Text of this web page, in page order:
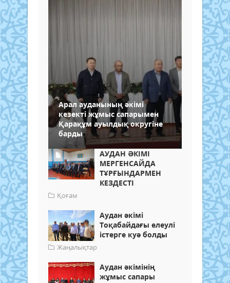
Арал ауданының әкімі
кезекті жұмыс сапарымен
Қарақұм ауылдық округіне
барды
АУДАН ӘКІМІ
МЕРГЕНСАЙДА
ТҰРҒЫНДАРМЕН
КЕЗДЕСТІ
Қоғам
Аудан әкімі
Тоқабайдағы елеулі
істерге куә болды
Жаңалықтар
Аудан әкімінің
жұмыс сапары